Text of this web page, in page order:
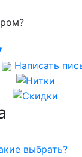
Написать
выбрать?